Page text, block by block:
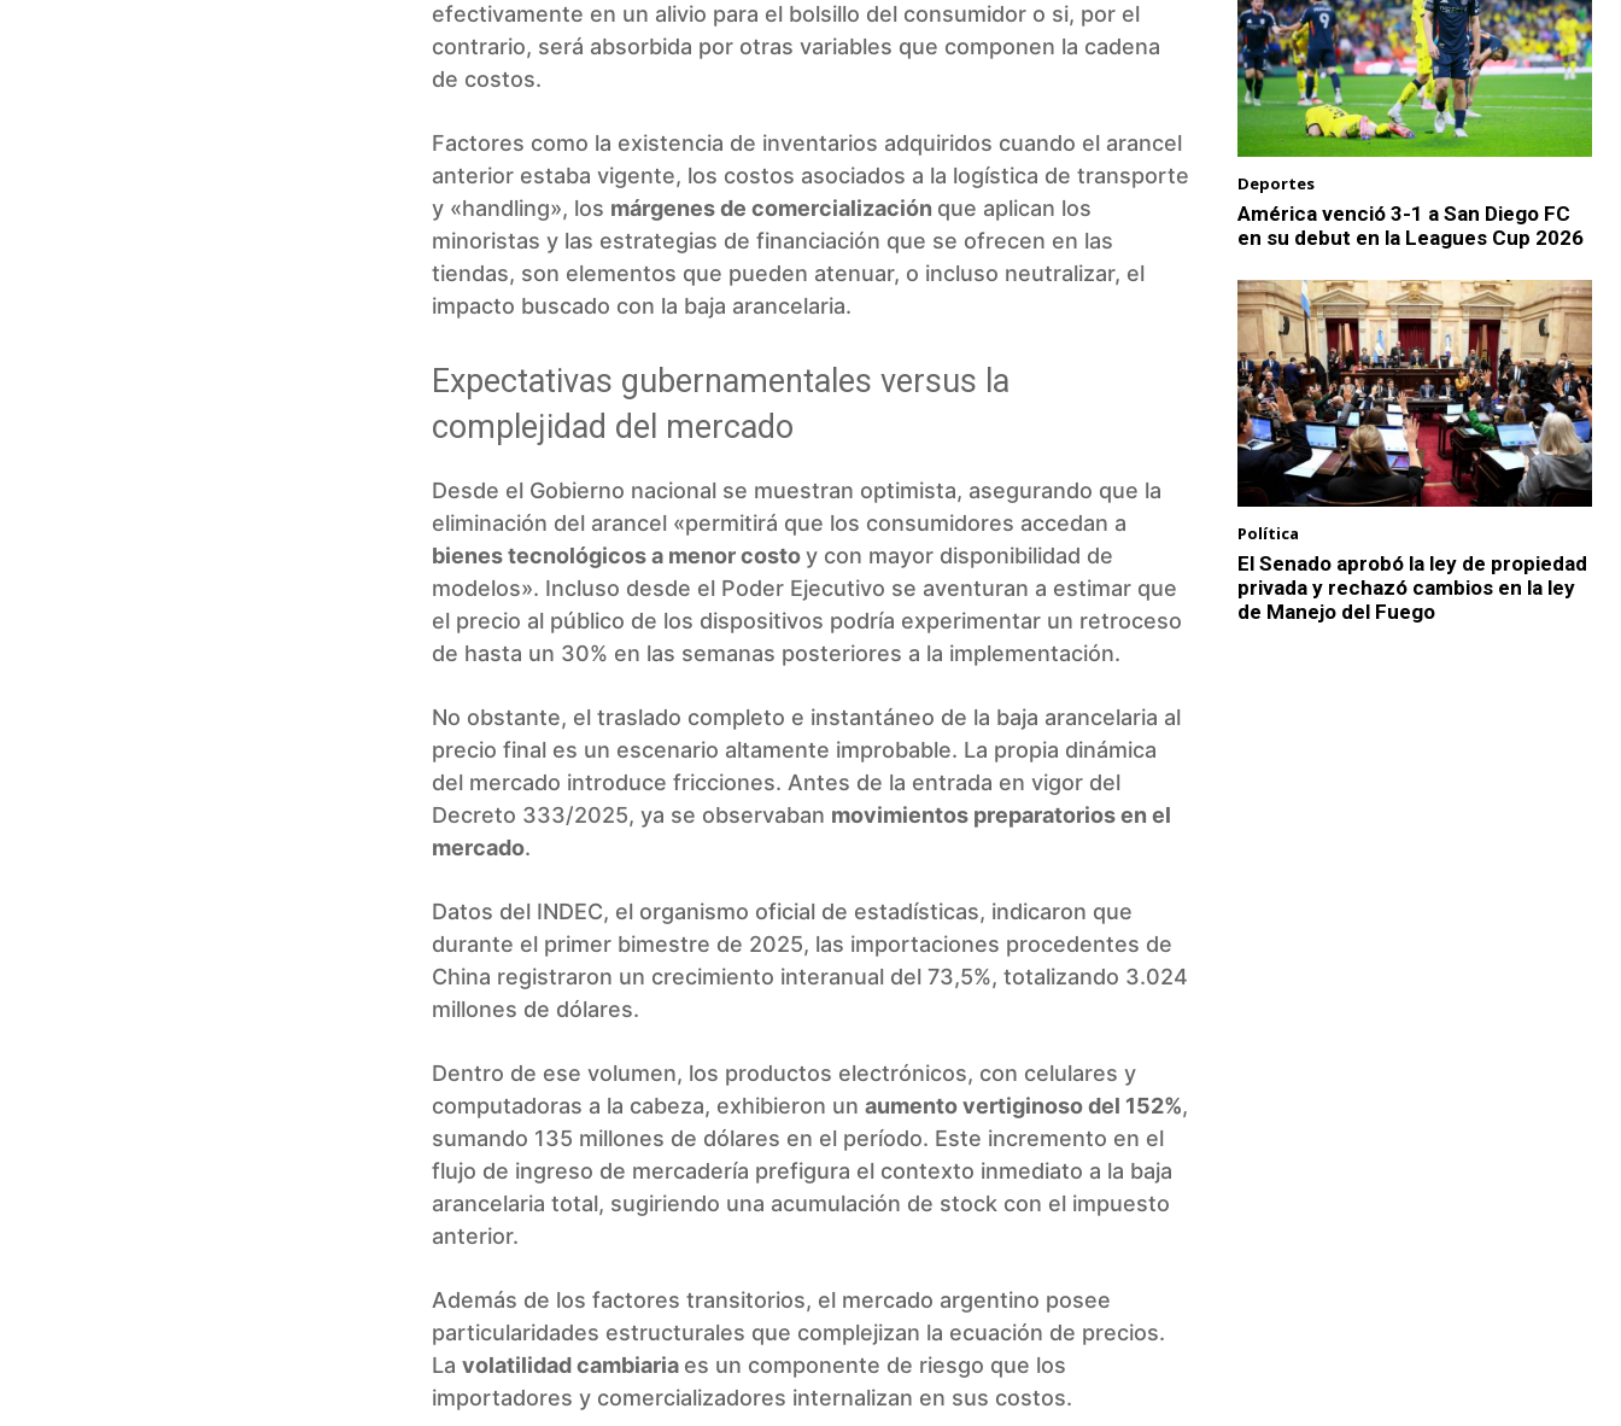
efectivamente en un alivio para el bolsillo del consumidor o si, por el
contrario, será absorbida por otras variables que componen la cadena
de costos.
Factores como la existencia de inventarios adquiridos cuando el arancel
anterior estaba vigente, los costos asociados a la logística de transporte
y «handling», los márgenes de comercialización que aplican los
minoristas y las estrategias de financiación que se ofrecen en las
tiendas, son elementos que pueden atenuar, o incluso neutralizar, el
impacto buscado con la baja arancelaria.
Expectativas gubernamentales versus la
complejidad del mercado
Desde el Gobierno nacional se muestran optimista, asegurando que la
eliminación del arancel «permitirá que los consumidores accedan a
bienes tecnológicos a menor costoy con mayor disponibilidad de
modelos». Incluso desde el Poder Ejecutivo se aventuran a estimar que
el precio al público de los dispositivos podría experimentar un retroceso
de hasta un 30% en las semanas posteriores a la implementación.
No obstante, el traslado completo e instantáneo de la baja arancelaria al
precio final es un escenario altamente improbable. La propia dinámica
del mercado introduce fricciones. Antes de la entrada en vigor del
Decreto 333/2025, ya se observaban movimientos preparatorios en el
mercado.
Datos del INDEC, el organismo oficial de estadísticas, indicaron que
durante el primer bimestre de 2025, las importaciones procedentes de
China registraron un crecimiento interanual del 73,5%, totalizando 3.024
millones de dólares.
Dentro de ese volumen, los productos electrónicos, con celulares y
computadoras a la cabeza, exhibieron un aumento vertiginoso del 152%,
sumando 135 millones de dólares en el período. Este incremento en el
flujo de ingreso de mercadería prefigura el contexto inmediato a la baja
arancelaria total, sugiriendo una acumulación de stock con el impuesto
anterior.
Además de los factores transitorios, el mercado argentino posee
particularidades estructurales que complejizan la ecuación de precios.
La volatilidad cambiaria es un componente de riesgo que los
importadores y comercializadores internalizan en sus costos.
Deportes
América venció 3-1 a San Diego FC
en su debut en la Leagues Cup 2026
Política
El Senado aprobó la ley de propiedad
privada y rechazó cambios en la ley
de Manejo del Fuego